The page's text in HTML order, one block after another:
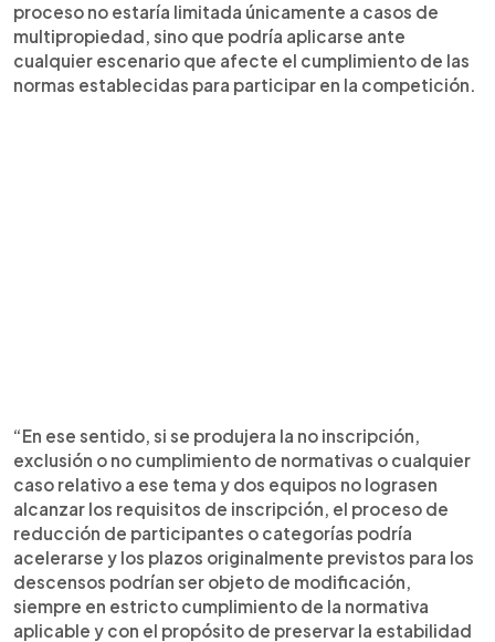
proceso no estaría limitada únicamente a casos de
multipropiedad, sino que podría aplicarse ante
cualquier escenario que afecte el cumplimiento de las
normas establecidas para participar en la competición.
“En ese sentido, si se produjera la no inscripción,
exclusión o no cumplimiento de normativas o cualquier
caso relativo a ese tema y dos equipos no lograsen
alcanzar los requisitos de inscripción, el proceso de
reducción de participantes o categorías podría
acelerarse y los plazos originalmente previstos para los
descensos podrían ser objeto de modificación,
siempre en estricto cumplimiento de la normativa
aplicable y con el propósito de preservar la estabilidad